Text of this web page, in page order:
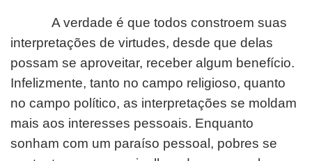
A verdade é que todos constroem suas
interpretações de virtudes, desde que delas
possam se aproveitar, receber algum benefício.
Infelizmente, tanto no campo religioso, quanto
no campo político, as interpretações se moldam
mais aos interesses pessoais. Enquanto
sonham com um paraíso pessoal, pobres se